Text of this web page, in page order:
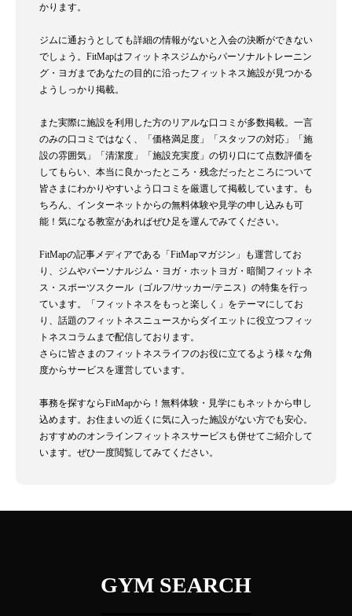
かります。
ジムに通おうとしても詳細の情報がないと入会の決断ができない
でしょう。FitMapはフィットネスジムからパーソナルトレーニン
グ・ヨガまであなたの目的に沿ったフィットネス施設が見つかる
ようしっかり掲載。
また実際に施設を利用した方のリアルな口コミが多数掲載。一言
のみの口コミではなく、「価格満足度」「スタッフの対応」「施
設の雰囲気」「清潔度」「施設充実度」の切り口にて点数評価を
してもらい、本当に良かったところ・残念だったところについて
皆さまにわかりやすいよう口コミを厳選して掲載しています。も
ちろん、インターネットからの無料体験や見学の申し込みも可
能！気になる教室があればぜひ足を運んでみてください。
FitMapの記事メディアである「FitMapマガジン」も運営してお
り、ジムやパーソナルジム・ヨガ・ホットヨガ・暗闇フィットネ
ス・スポーツスクール（ゴルフ/サッカー/テニス）の特集を行っ
ています。「フィットネスをもっと楽しく」をテーマにしてお
り、話題のフィットネスニュースからダイエットに役立つフィッ
トネスコラムまで配信しております。
さらに皆さまのフィットネスライフのお役に立てるよう様々な角
度からサービスを運営しています。
事務を探すならFitMapから！無料体験・見学にもネットから申し
込めます。お住まいの近くに気に入った施設がない方でも安心。
おすすめのオンラインフィットネスサービスも併せてご紹介して
います。ぜひ一度閲覧してみてください。
GYM SEARCH